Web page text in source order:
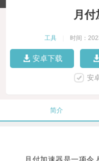
月
工具 时间：
安卓下载
安
简介